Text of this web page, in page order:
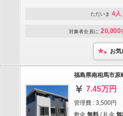
ただいま 4人
対象者全員に 20,000
お気
福島県南相馬市原
7.45万円
管理費 : 3,500円
敷金 無料 / 礼金